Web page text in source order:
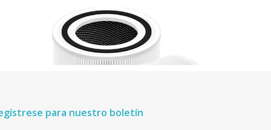
para nuestro boletín